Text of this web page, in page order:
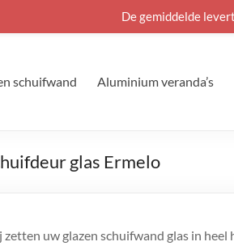
schuifwand Aluminium veranda’s
glas Ermelo
uw glazen schuifwand glas in
De gemiddelde